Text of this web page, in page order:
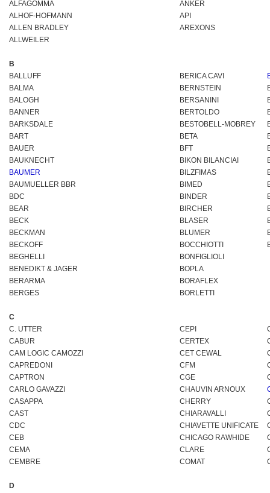
ALFAGOMMA
ANKER
ALHOF-HOFMANN
API
ALLEN BRADLEY
AREXONS
ALLWEILER
B
BALLUFF
BERICA CAVI
BALMA
BERNSTEIN
BALOGH
BERSANINI
BANNER
BERTOLDO
BARKSDALE
BESTOBELL-MOBREY
BART
BETA
BAUER
BFT
BAUKNECHT
BIKON BILANCIAI
BAUMER
BILZFIMAS
BAUMUELLER BBR
BIMED
BDC
BINDER
BEAR
BIRCHER
BECK
BLASER
BECKMAN
BLUMER
BECKOFF
BOCCHIOTTI
BEGHELLI
BONFIGLIOLI
BENEDIKT & JAGER
BOPLA
BERARMA
BORAFLEX
BERGES
BORLETTI
C
C. UTTER
CEPI
CABUR
CERTEX
CAM LOGIC CAMOZZI
CET CEWAL
CAPREDONI
CFM
CAPTRON
CGE
CARLO GAVAZZI
CHAUVIN ARNOUX
CASAPPA
CHERRY
CAST
CHIARAVALLI
CDC
CHIAVETTE UNIFICATE
CEB
CHICAGO RAWHIDE
CEMA
CLARE
CEMBRE
COMAT
D